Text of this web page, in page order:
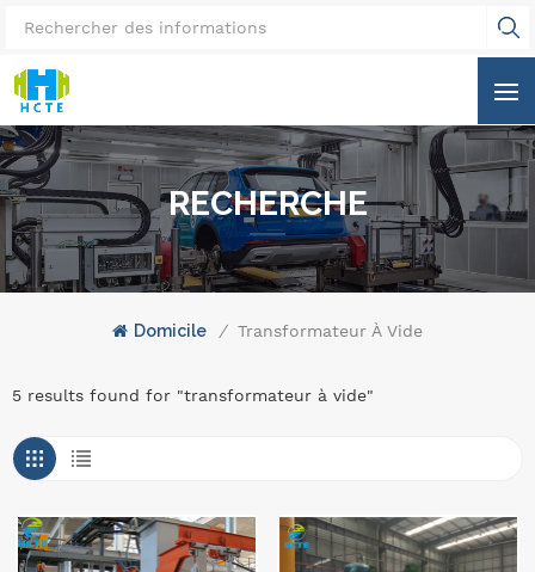
RECHERCHE
Domicile / Transformateur À Vide
5 results found for "transformateur à vide"